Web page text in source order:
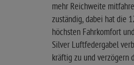
mehr Reichweite
zuständig, dabei hat die
höchsten Fahrkomfort
Silver Luftfedergabel
kräftig zu und verzögern